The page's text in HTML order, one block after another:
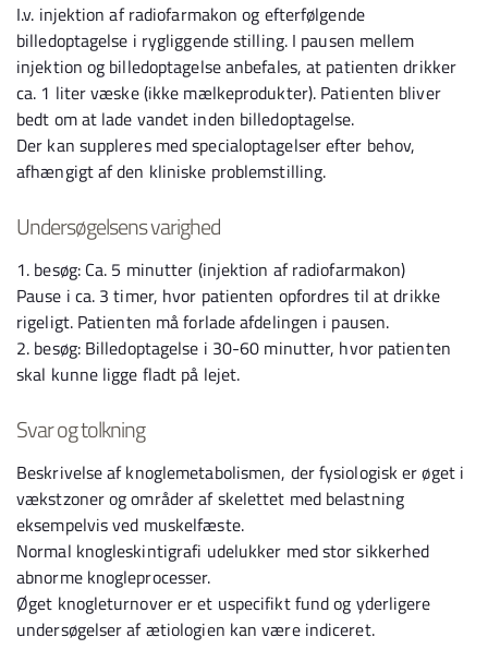
I.v. injektion af radiofarmakon og efterfølgende
billedoptagelse i rygliggende stilling. I pausen mellem
injektion og billedoptagelse anbefales, at patienten drikker
ca. 1 liter væske (ikke mælkeprodukter). Patienten bliver
bedt om at lade vandet inden billedoptagelse.
Der kan suppleres med specialoptagelser efter behov,
afhængigt af den kliniske problemstilling.
Undersøgelsens varighed
1. besøg: Ca. 5 minutter (injektion af radiofarmakon)
Pause i ca. 3 timer, hvor patienten opfordres til at drikke
rigeligt. Patienten må forlade afdelingen i pausen.
2. besøg: Billedoptagelse i 30-60 minutter, hvor patienten
skal kunne ligge fladt på lejet.
Svar og tolkning
Beskrivelse af knoglemetabolismen, der fysiologisk er øget i
vækstzoner og områder af skelettet med belastning
eksempelvis ved muskelfæste.
Normal knogleskintigrafi udelukker med stor sikkerhed
abnorme knogleprocesser.
Øget knogleturnover er et uspecifikt fund og yderligere
undersøgelser af ætiologien kan være indiceret.